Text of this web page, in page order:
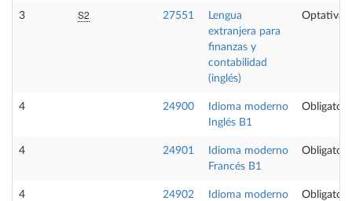
3 S2 27551
Lengua
extranjera para
finanzas y
contabilidad
(inglés)
Optativa
4 24900
Idioma moderno
Inglés B1
4 24901
Idioma moderno
Francés B1
4 24902
Idioma moderno